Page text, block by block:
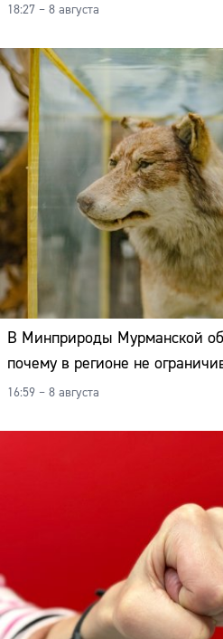
18:27 – 8 августа
В Минприроды Мурманской
почему в регионе не
16:59 – 8 августа